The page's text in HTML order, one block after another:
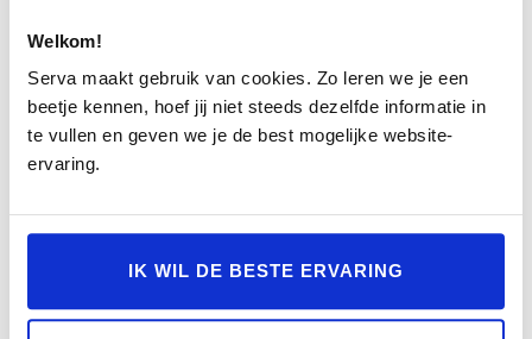
Welkom!
Serva maakt gebruik van cookies. Zo leren we je een
beetje kennen, hoef jij niet steeds dezelfde informatie in
te vullen en geven we je de best mogelijke website-
ervaring.
IK WIL DE BESTE ERVARING
| Benzine | Diesel |
19″ 5-Double Spoke Matt Graphite Diamond Cut
€ 2.600,00
OFFERTE AANVRAGEN